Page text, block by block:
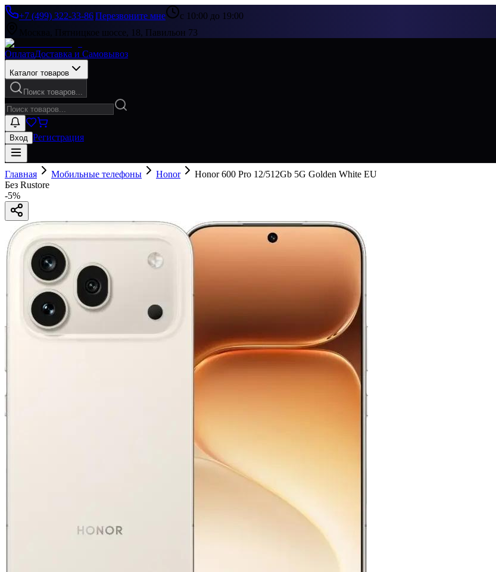
+7 (499) 322-33-86|Перезвоните мне
с 10:00 до 19:00
Москва, Пятницкое шоссе, 18, Павильон 73
ОплатаДоставка и Самовывоз
Каталог товаров
Поиск товаров...
Вход Регистрация
Главная Мобильные телефоны Honor
Honor 600 Pro 12/512Gb 5G Golden White EU
Без Rustore
-5%